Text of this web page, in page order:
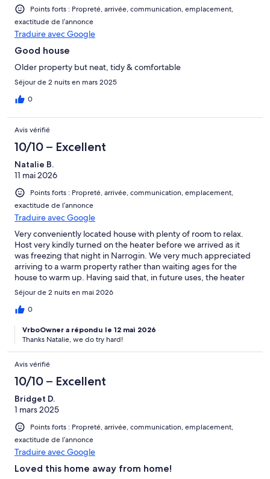
Points forts : Propreté, arrivée, communication, emplacement,
exactitude de l’annonce
Traduire avec Google
Good house
Older property but neat, tidy & comfortable
Séjour de 2 nuits en mars 2025
0
Avis vérifié
10/10 – Excellent
Natalie B.
11 mai 2026
Points forts : Propreté, arrivée, communication, emplacement,
exactitude de l’annonce
Traduire avec Google
Very conveniently located house with plenty of room to relax.
Host very kindly turned on the heater before we arrived as it
was freezing that night in Narrogin. We very much appreciated
arriving to a warm property rather than waiting ages for the
house to warm up. Having said that, in future uses, the heater
was very effective very quickly. Lovely back garden, nice back
deck and cute front porch. Everything that was supposed to
work did, which was a bonus. Easy to get in, host told us
Checkout/clean up instructions on fridge so no confusion about
what we needed to do when leaving. Wouldn't hesitate to stay
again.
Séjour de 2 nuits en mai 2026
0
VrboOwner a répondu le 12 mai 2026
Thanks Natalie, we do try hard!
Avis vérifié
10/10 – Excellent
Bridget D.
1 mars 2025
Points forts : Propreté, arrivée, communication, emplacement,
exactitude de l’annonce
Traduire avec Google
Loved this home away from home!